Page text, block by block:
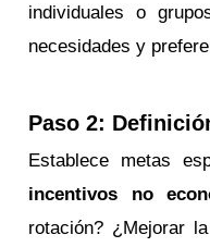
individuales o
necesidades y
Paso 2:
Establece metas
incentivos no
rotación? ¿Mejorar